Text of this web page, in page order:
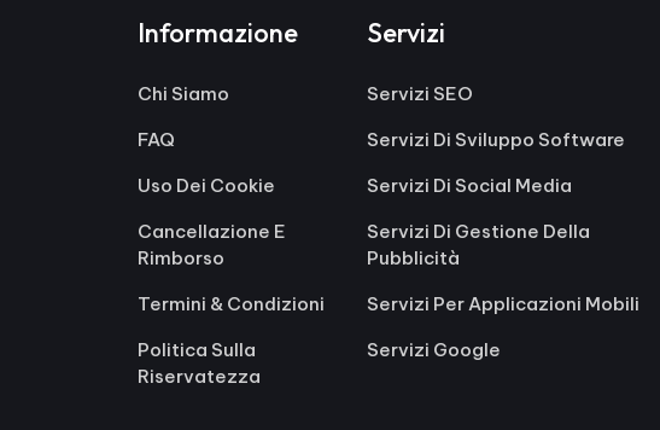
Informazione
Chi Siamo
FAQ
Uso Dei Cookie
Cancellazione E
Rimborso
Termini & Condizioni
Politica Sulla
Riservatezza
Servizi
Servizi SEO
Servizi Di Sviluppo Software
Servizi Di Social Media
Servizi Di Gestione Della
Pubblicità
Servizi Per Applicazioni Mobili
Servizi Google